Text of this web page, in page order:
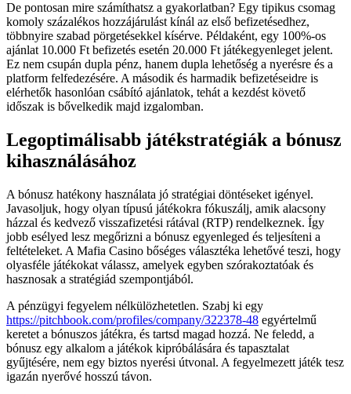
De pontosan mire számíthatsz a gyakorlatban? Egy tipikus csomag
komoly százalékos hozzájárulást kínál az első befizetésedhez,
többnyire szabad pörgetésekkel kísérve. Példaként, egy 100%-os
ajánlat 10.000 Ft befizetés esetén 20.000 Ft játékegyenleget jelent.
Ez nem csupán dupla pénz, hanem dupla lehetőség a nyerésre és a
platform felfedezésére. A második és harmadik befizetéseidre is
elérhetők hasonlóan csábító ajánlatok, tehát a kezdést követő
időszak is bővelkedik majd izgalomban.
Legoptimálisabb játékstratégiák a bónusz
kihasználásához
A bónusz hatékony használata jó stratégiai döntéseket igényel.
Javasoljuk, hogy olyan típusú játékokra fókuszálj, amik alacsony
házzal és kedvező visszafizetési rátával (RTP) rendelkeznek. Így
jobb esélyed lesz megőrizni a bónusz egyenleged és teljesíteni a
feltételeket. A Mafia Casino bőséges választéka lehetővé teszi, hogy
olyasféle játékokat válassz, amelyek egyben szórakoztatóak és
hasznosak a stratégiád szempontjából.
A pénzügyi fegyelem nélkülözhetetlen. Szabj ki egy
https://pitchbook.com/profiles/company/322378-48 egyértelmű
keretet a bónuszos játékra, és tartsd magad hozzá. Ne feledd, a
bónusz egy alkalom a játékok kipróbálására és tapasztalat
gyűjtésére, nem egy biztos nyerési útvonal. A fegyelmezett játék tesz
igazán nyerővé hosszú távon.